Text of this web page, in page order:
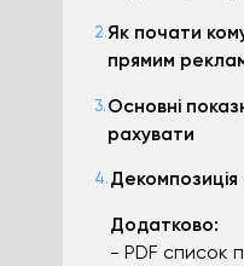
2.Як почати
прямим
3. Основні
рахувати
4.
Додатково:
- PDF список